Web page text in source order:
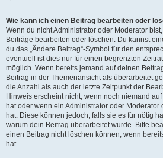
Wie kann ich einen Beitrag bearbeiten oder
Wenn du nicht Administrator oder Moderator
Beiträge bearbeiten oder löschen. Du kannst
du das „Ändere Beitrag“-Symbol für den
eventuell ist dies nur für einen begrenzten
möglich. Wenn bereits jemand auf deinen
Beitrag in der Themenansicht als überarbeitet
die Anzahl als auch der letzte Zeitpunkt der
Hinweis erscheint nicht, wenn noch niemand
hat oder wenn ein Administrator oder
hat. Diese können jedoch, falls sie es für nötig
warum dein Beitrag überarbeitet wurde. Bitte
einen Beitrag nicht löschen können, wenn
hat.